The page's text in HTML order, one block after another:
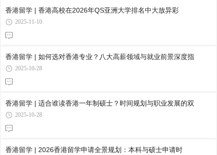
香港留学 | 香港高校在2026年QS亚洲大学排名中大放异彩
2025-11-10
香港留学 | 如何选对香港专业？八大高薪领域与就业前景深度指
2025-10-28
香港留学 | 适合谁读香港一年制硕士？时间规划与职业发展的双
2025-10-28
香港留学 | 2026香港留学申请全景规划：本科与硕士申请时